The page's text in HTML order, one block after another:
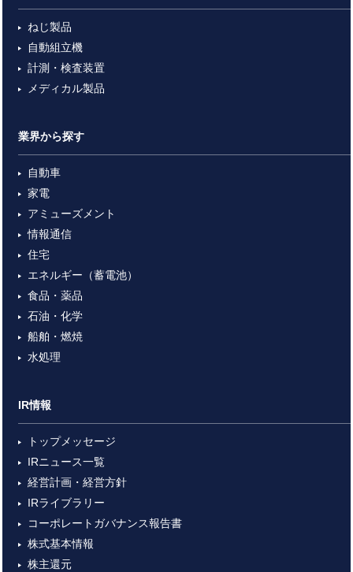
ねじ製品
自動組立機
計測・検査装置
メディカル製品
業界から探す
自動車
家電
アミューズメント
情報通信
住宅
エネルギー（蓄電池）
食品・薬品
石油・化学
船舶・燃焼
水処理
IR情報
トップメッセージ
IRニュース一覧
経営計画・経営方針
IRライブラリー
コーポレートガバナンス報告書
株式基本情報
株主還元